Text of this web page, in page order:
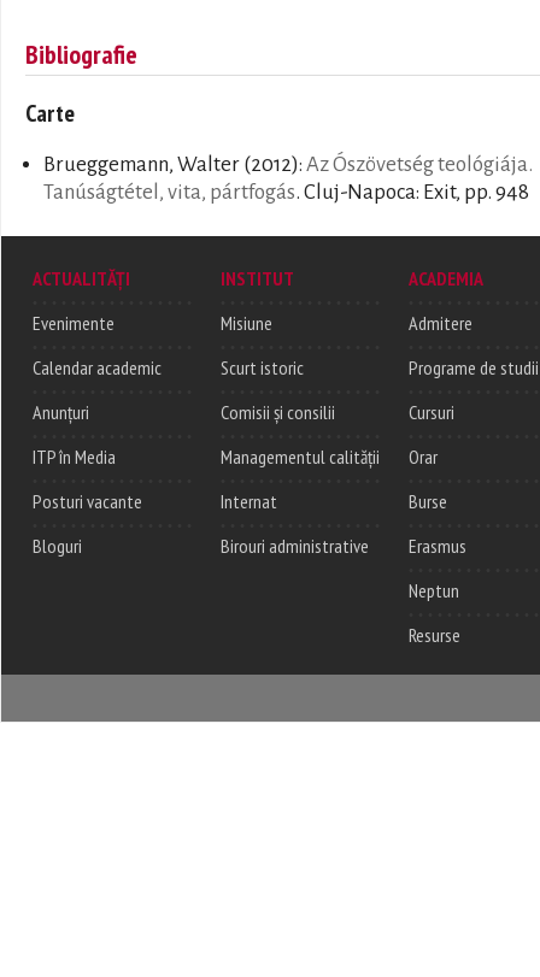
Bibliografie
Carte
Brueggemann, Walter (2012): Az Ószövetség teológiája.
Tanúságtétel, vita, pártfogás. Cluj-Napoca: Exit, pp. 948
ACTUALITĂȚI
Evenimente
Calendar academic
Anunțuri
ITP în Media
Posturi vacante
Bloguri
INSTITUT
Misiune
Scurt istoric
Comisii și consilii
Managementul calității
Internat
Birouri administrative
ACADEMIA
Admitere
Programe de studii
Cursuri
Orar
Burse
Erasmus
Neptun
Resurse